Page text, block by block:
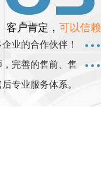
客户肯定， 可以信赖
业的合作伙伴！
完善的售前、售
专业服务体系。